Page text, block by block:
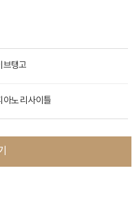
브탱고
아노 리사이틀